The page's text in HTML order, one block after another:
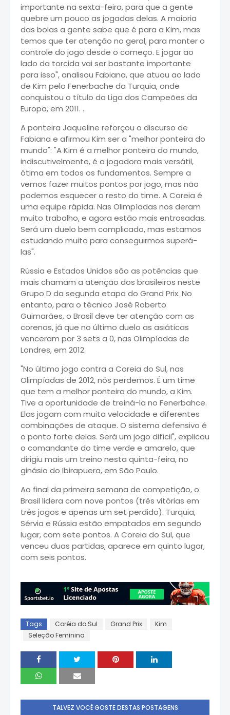
importante na sexta-feira, para que a gente
quebre um pouco as jogadas delas. A maioria
das bolas a gente sabe que é para a Kim, mas
temos que ter atenção no geral, para manter o
controle do jogo desde o começo. E jogar ao
lado da torcida vai ser bastante importante
para isso", analisou Fabiana, que atuou ao lado
de Kim pelo Fenerbache da Turquia, onde
conquistou o título da Liga dos Campeões da
Europa, em 2011. .
A ponteira Jaqueline reforçou o discurso de
Fabiana e afirmou Kim ser a "melhor ponteira do
mundo": "A Kim é a melhor ponteira do mundo,
indiscutivelmente, é a jogadora mais versátil,
ótima em todos os fundamentos. Sempre a
vemos fazer muitos pontos por jogo, mas não
podemos esquecer o resto do time. A Coreia é
uma equipe rápida. Nas Olimpíadas nos deram
muito trabalho, e agora estão mais entrosadas.
Será um duelo bem complicado, mas estamos
estudando muito para conseguirmos superá-
las".
Rússia e Estados Unidos são as potências que
mais chamam a atenção dos brasileiros neste
Grupo D da segunda etapa do Grand Prix. No
entanto, para o técnico José Roberto
Guimarães, o Brasil deve ter atenção com as
corenas, já que no último duelo as asiáticas
venceram por 3 sets a 0, nas Olimpíadas de
Londres, em 2012.
"No último jogo contra a Coreia do Sul, nas
Olimpíadas de 2012, nós perdemos. É um time
que tem a melhor ponteira do mundo, a Kim.
Tive a oportunidade de treiná-la no Fenerbahce.
Elas jogam com muita velocidade e diferentes
combinações de ataque. O sistema defensivo é
o ponto forte delas. Será um jogo difícil", explicou
o comandante do time verde e amarelo, que
dirigiu mais um treino nesta quinta-feira, no
ginásio do Ibirapuera, em São Paulo.
Ao final da primeira semana de competição, o
Brasil lidera com nove pontos (três vitórias em
três jogos e apenas um set perdido). Turquia,
Sérvia e Rússia estão empatados em segundo
lugar, com sete pontos. A Coreia do Sul, que
venceu duas partidas, aparece em quinto lugar,
com seis pontos.
Tags Coréia do Sul Grand Prix
Kim
Seleção Feminina
TALVEZ VOCÊ GOSTE DESTAS POSTAGENS